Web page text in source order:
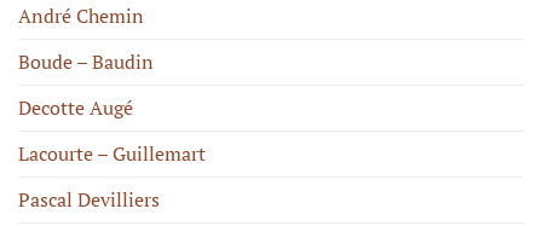
André Chemin
Boude – Baudin
Decotte Augé
Lacourte – Guillemart
Pascal Devilliers